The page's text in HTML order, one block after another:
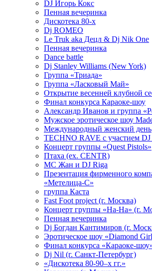
DJ Игорь Кокс
Пенная вечеринка
Дискотека 80-х
Dj ROMEO
Le Truk aka Децл & Dj Nik One
Пенная вечеринка
Dance battle
Dj Stanley Williams (New York)
Группа «Триада»
Группа «Ласковый Май»
Открытие весенней клубной
Финал конкурса Караоке-шоу
Александр Иванов и группа
Мужское эротическое шоу
Международный женский день
TECHNO RAVE с участием
Концерт группы «Quest Pistols»
Птаха (ex. CENTR)
МС Жан и DJ Riga
Презентация фирменного
«Метелица-С»
группа Каста
Fast Foot project (г. Москва)
Концерт группы «На-На» (г.
Пенная вечеринка
Dj Богдан Кантимиров (г.
Эротическое шоу «Diamond
Финал конкурса «Караоке-
Dj Nil (г. Санкт-Петербург)
«Дискотека 80-90–х гг.»